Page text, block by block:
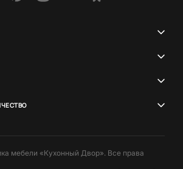
мебели «Кухонный Двор». Все права